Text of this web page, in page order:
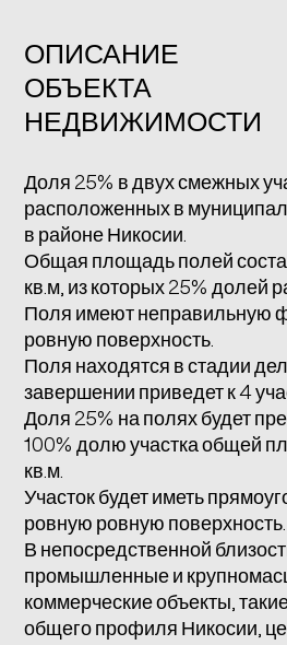
ОПИСАНИЕ
ОБЪЕКТА
НЕДВИЖИМОСТИ
Доля 25% в двух смежных
расположенных в
в районе Никосии.
Общая площадь полей
кв.м, из которых 25% долей
Поля имеют неправильную
ровную поверхность.
Поля находятся в стадии
завершении приведет к 4
Доля 25% на полях будет
100% долю участка общей
кв.м.
Участок будет иметь
ровную ровную поверхность.
В непосредственной
промышленные и
коммерческие объекты,
общего профиля Никосии,